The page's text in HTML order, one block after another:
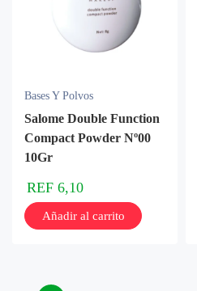
Bases Y Polvos
Salome Double Function
Compact Powder Nº00
10Gr
REF 6,10
Añadir al carrito